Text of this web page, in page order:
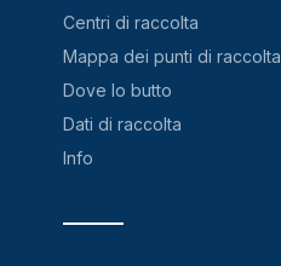
Centri di raccolta
Mappa dei punti di raccolta
Dove lo butto
Dati di raccolta
Info